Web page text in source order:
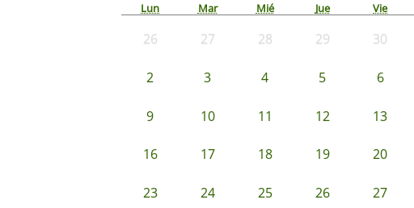
Lun Mar Mié Jue Vie
26 27 28 29 30
2 3 4 5 6
9 10 11 12 13
16 17 18 19 20
23 24 25 26 27